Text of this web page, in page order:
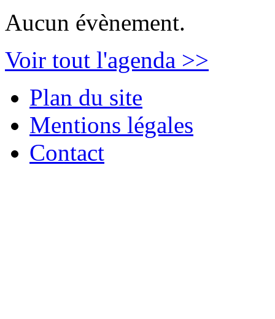
Aucun évènement.
Voir tout l'agenda >>
Plan du site
Mentions légales
Contact